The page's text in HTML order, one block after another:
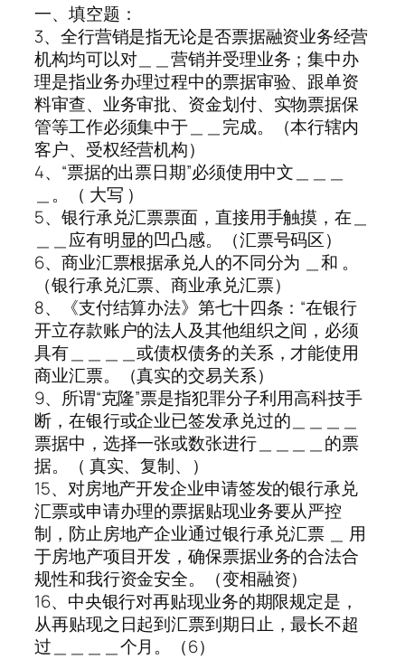
一、填空题：
3、全行营销是指无论是否票据融资业务经营
机构均可以对＿＿营销并受理业务；集中办
理是指业务办理过程中的票据审验、跟单资
料审查、业务审批、资金划付、实物票据保
管等工作必须集中于＿＿完成。（本行辖内
客户、受权经营机构）
4、“票据的出票日期”必须使用中文＿＿＿
＿。（ 大写 ）
5、银行承兑汇票票面，直接用手触摸，在＿
＿＿应有明显的凹凸感。（汇票号码区）
6、商业汇票根据承兑人的不同分为 ＿和 。
（银行承兑汇票、商业承兑汇票）
8、《支付结算办法》第七十四条：“在银行
开立存款账户的法人及其他组织之间，必须
具有＿＿＿＿或债权债务的关系，才能使用
商业汇票。（真实的交易关系）
9、所谓“克隆”票是指犯罪分子利用高科技手
断，在银行或企业已签发承兑过的＿＿＿＿
票据中，选择一张或数张进行＿＿＿＿的票
据。（ 真实、复制、）
15、对房地产开发企业申请签发的银行承兑
汇票或申请办理的票据贴现业务要从严控
制，防止房地产企业通过银行承兑汇票 ＿ 用
于房地产项目开发，确保票据业务的合法合
规性和我行资金安全。（变相融资）
16、中央银行对再贴现业务的期限规定是，
从再贴现之日起到汇票到期日止，最长不超
过＿＿＿＿个月。（6）